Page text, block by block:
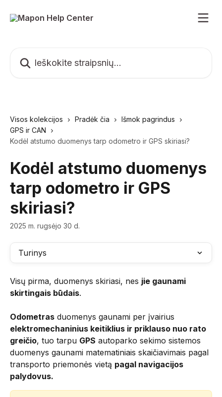
Visos kolekcijos Pradėk čia
Išmok pagrindus
GPS ir CAN
Kodėl atstumo duomenys tarp odometro ir GPS skiriasi?
Kodėl atstumo duomenys
tarp odometro ir GPS
skiriasi?
2025 m. rugsėjo 30 d.
Turinys
Visų pirma, duomenys skiriasi, nes jie gaunami
skirtingais būdais.
Odometras duomenys gaunami per įvairius
elektromechaninius keitiklius ir priklauso nuo rato
greičio, tuo tarpu GPS autoparko sekimo sistemos
duomenys gaunami matematiniais skaičiavimais pagal
transporto priemonės vietą pagal navigacijos
palydovus.